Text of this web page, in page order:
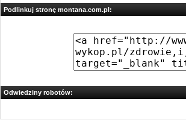
Podlinkuj stronę montana.com.pl:
Odwiedziny robotów: